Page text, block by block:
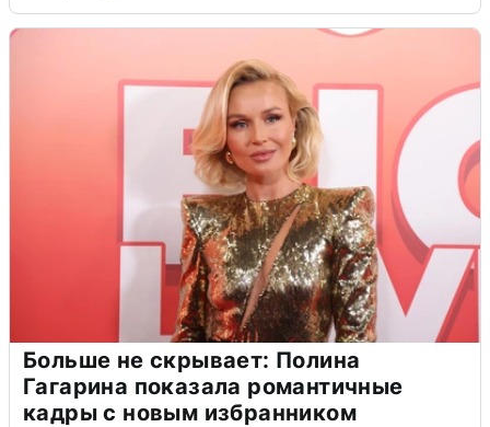
Больше не скрывает: Полина
Гагарина показала романтичные
кадры с новым избранником